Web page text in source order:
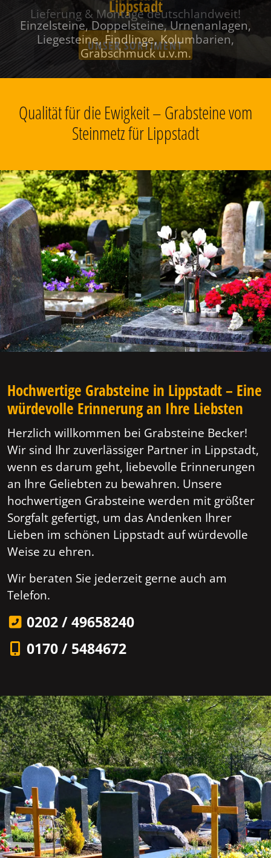
Lippstadt
Einzelsteine, Doppelsteine, Urnenanlagen,
Liegesteine, Findlinge, Kolumbarien,
Grabschmuck u.v.m.
Qualität für die Ewigkeit – Grabsteine vom
Steinmetz für Lippstadt
Hochwertige Grabsteine in Lippstadt – Eine
würdevolle Erinnerung an Ihre Liebsten
Herzlich willkommen bei Grabsteine Becker!
Wir sind Ihr zuverlässiger Partner in Lippstadt,
wenn es darum geht, liebevolle Erinnerungen
an Ihre Geliebten zu bewahren. Unsere
hochwertigen Grabsteine werden mit größter
Sorgfalt gefertigt, um das Andenken Ihrer
Lieben im schönen Lippstadt auf würdevolle
Weise zu ehren.
Wir beraten Sie jederzeit gerne auch am
Telefon.
0202 / 49658240
0170 / 5484672